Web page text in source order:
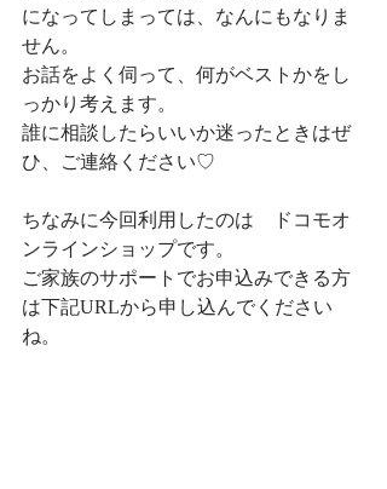
になってしまっては、なんにもなりま
せん。
お話をよく伺って、何がベストかをし
っかり考えます。
誰に相談したらいいか迷ったときはぜ
ひ、ご連絡ください♡
ちなみに今回利用したのは　ドコモオ
ンラインショップです。
ご家族のサポートでお申込みできる方
は下記URLから申し込んでください
ね。